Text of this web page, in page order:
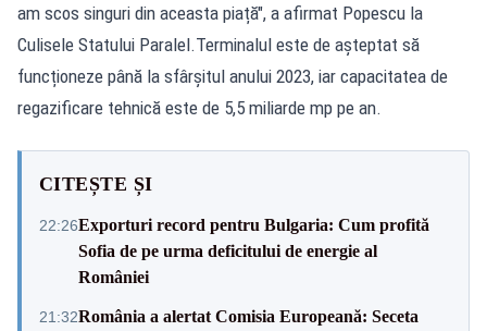
am scos singuri din aceasta piață", a afirmat Popescu la
Culisele Statului Paralel.Terminalul este de așteptat să
funcționeze până la sfârșitul anului 2023, iar capacitatea de
regazificare tehnică este de 5,5 miliarde mp pe an.
CITEȘTE ȘI
22:26Exporturi record pentru Bulgaria: Cum profită
Sofia de pe urma deficitului de energie al
României
21:32România a alertat Comisia Europeană: Seceta